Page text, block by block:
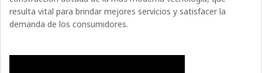
resulta vital para brindar mejores servicios y satisfacer la
demanda de los consumidores.